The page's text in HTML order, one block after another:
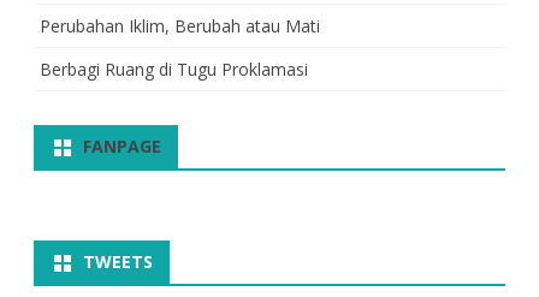
Perubahan Iklim, Berubah atau Mati
Berbagi Ruang di Tugu Proklamasi
FANPAGE
TWEETS